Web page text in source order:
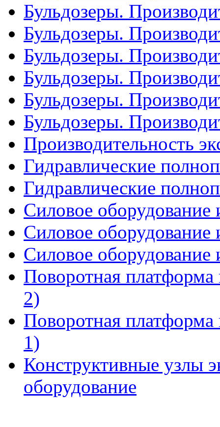
Бульдозеры.
Бульдозеры.
Бульдозеры.
Бульдозеры.
Бульдозеры.
Бульдозеры.
Производительность
Гидравлические
Гидравлические
Силовое оборудование
Силовое оборудование
Силовое оборудование
Поворотная платформа
2)
Поворотная платформа
1)
Конструктивные узлы
оборудование